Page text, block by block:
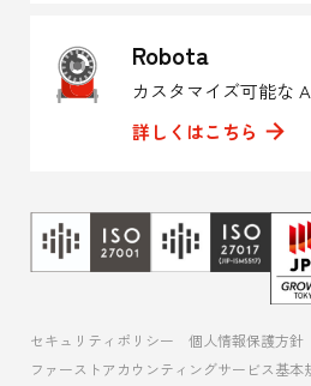
Robota
カスタマイズ可能な
詳しくはこちら
セキュリティポリシー
個人情報保護方針
ファーストアカウンティングサービス基本